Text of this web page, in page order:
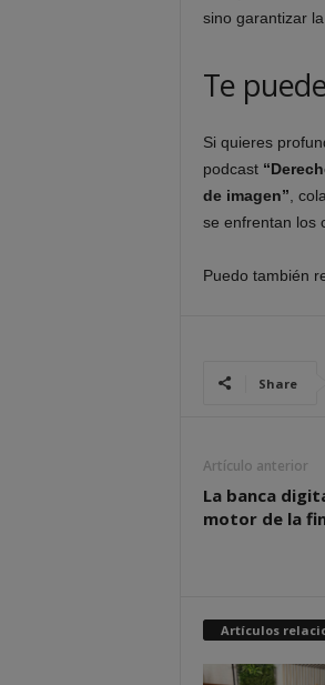
sino garantizar
Te
Si quieres
podcast
de imagen”,
se enfrentan los
Puedo también
Share
Artículo anterior
La banca
motor de la
Artículos